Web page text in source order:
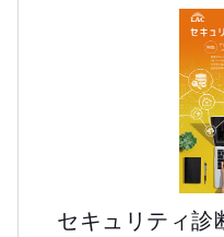
セキュリティ